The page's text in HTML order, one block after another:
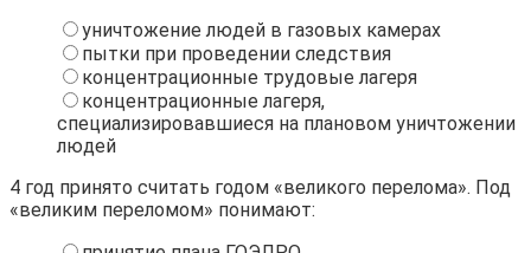
уничтожение людей в газовых камерах
пытки при проведении следствия
концентрационные трудовые лагеря
концентрационные лагеря,
специализировавшиеся на плановом уничтожении
людей
4 год принято считать годом «великого перелома». Под
«великим переломом» понимают: